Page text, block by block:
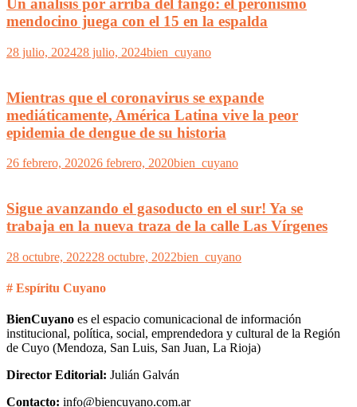
Un análisis por arriba del fango: el peronismo
mendocino juega con el 15 en la espalda
28 julio, 202428 julio, 2024bien_cuyano
Mientras que el coronavirus se expande
mediáticamente, América Latina vive la peor
epidemia de dengue de su historia
26 febrero, 202026 febrero, 2020bien_cuyano
Sigue avanzando el gasoducto en el sur! Ya se
trabaja en la nueva traza de la calle Las Vírgenes
28 octubre, 202228 octubre, 2022bien_cuyano
# Espíritu Cuyano
BienCuyano es el espacio comunicacional de información
institucional, política, social, emprendedora y cultural de la Región
de Cuyo (Mendoza, San Luis, San Juan, La Rioja)
Director Editorial: Julián Galván
Contacto: info@biencuyano.com.ar